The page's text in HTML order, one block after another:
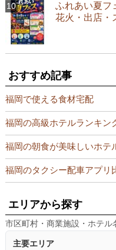
ふれあい夏フ
花火・出店・
おすすめ記事
福岡で使える食材宅配
福岡の高級ホテルランキン
福岡の朝食が美味しいホテ
福岡のタクシー配車アプリ
エリアから探す
市区町村・商業施設・ホテル
主要エリア